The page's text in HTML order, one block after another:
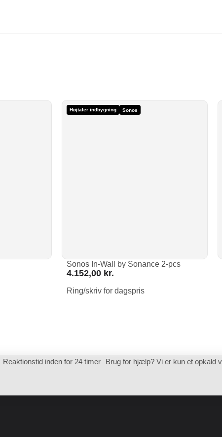
Højtaler indbygning Sonos
Sonos In-Wall by Sonance 2-pcs
4.152,00 kr.
Ring/skriv for dagspris
Reaktionstid inden for 24 timer Brug for hjælp? Vi er kun et opkald